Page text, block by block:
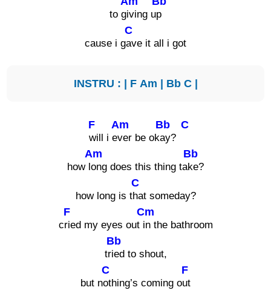
to giving up
cause i g
C
ave it all i got
INSTRU : | F Am | Bb C|
F
will i e
Am
ver be ok
Bb
ay?
C
how l
Am
ong does this thing ta
Bb
ke?
how long is t
C
hat someday?
c
F
ried my eyes out
Cm
in the bathroom
tr
Bb
ied to shout,
but n
C
othing’s coming o
F
ut